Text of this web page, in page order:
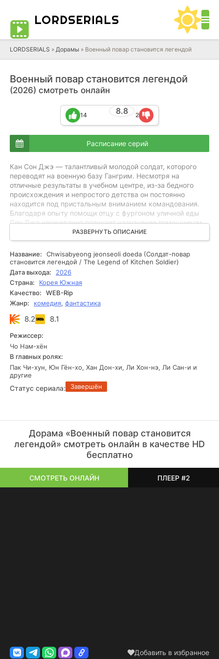
LORDSERIALS
LORDSERIALS » Дорамы » Военный повар становится легендой
Военный повар становится легендой
(2026) смотреть онлайн
8.8
14 2
Расписание серий
Кан Сон Джэ — талантливый молодой солдат, которого
переводят на военную базу Гангрим. Несмотря на
отличные результаты в учебном центре, из-за бедного
происхождения и непростого детства он постоянно
находится под пристальным вниманием командования.
Благодаря опыту помощи отцу с фургоном уличной еды
Сон Джэ неожиданно получает назначение помощником
военного повара Юн Дон Хёна.
Служба принимает необычный оборот, когда перед
героем появляется загадочная голограмма под
названием «Путь повара». Система начинает выдавать
ему кулинарные задания и испытания, помогая
раскрывать скрытые способности и совершенствовать
навыки. Под руководством строгих, но справедливых
наставников Сон Джэ постепенно превращается в
настоящего мастера кухни. Его блюда становятся
источником поддержки и тепла для сослуживцев, а со
временем талант молодого повара получает признание
далеко за пределами военной базы.
РАЗВЕРНУТЬ ОПИСАНИЕ
Название:
Chwisabyeong jeonseoli doeda (Солдат-повар
становится легендой / The Legend of Kitchen Soldier)
Дата выхода:
2026
Страна:
Корея Южная
Качество:
WEB-Rip
Жанр:
комедия, фантастика
8.2 8.1
Режиссер:
Чо Нам-хён
В главных ролях:
Пак Чи-хун, Юн Гён-хо, Хан Дон-хи, Ли Хон-нэ, Ли Сан-и и
другие
Статус сериала: Завершён
Дорама «Военный повар становится
легендой» смотреть онлайн в качестве HD
бесплатно
СМОТРЕТЬ ОНЛАЙН ПЛЕЕР #2
Добавить в избранное